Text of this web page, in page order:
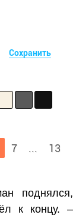
Сохранить
7 ... 13
поднялся,
к концу. –